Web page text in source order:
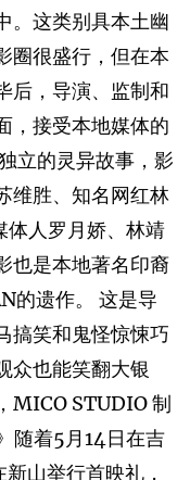
。这类别具本土幽
圈很盛行，但在本
后，导演、监制和
，接受本地媒体的
立的灵异故事，影
维胜、知名网红林
体人罗月娇、林靖
也是本地著名印裔
的遗作。 这是导
搞笑和鬼怪惊悚巧
众也能笑翻大银
MICO STUDIO 制
随着5月14日在吉
山举行首映礼，